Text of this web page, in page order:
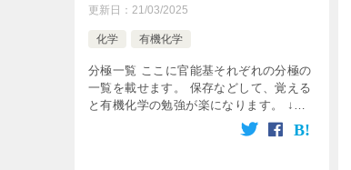
更新日： 21/03/2025
化学 有機化学
分極一覧 ここに官能基それぞれの分極の
一覧を載せます。 保存などして、覚える
と有機化学の勉強が楽になります。 ↓お
すすめの本・グッズ リンク リンク リン
ク リンク リンク リンク リンク リンク